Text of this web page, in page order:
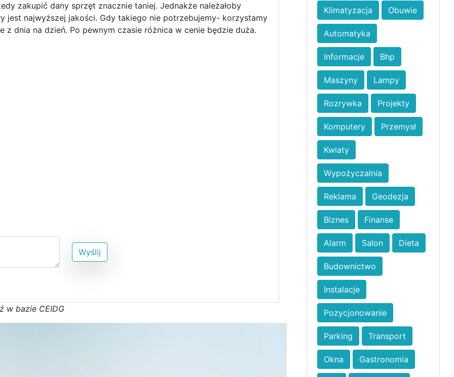
zakupić dany sprzęt znacznie taniej. Jednakże należałoby
jest najwyższej jakości. Gdy takiego nie potrzebujemy- korzystamy
dnia na dzień. Po pewnym czasie różnica w cenie będzie duża.
Wyślij
ź w bazie CEIDG
Klimatyzacja Obuwie
Automatyka
Informacje Bhp
Maszyny Lampy
Rozrywka Projekty
Komputery Przemysł
Kwiaty
Wypożyczalnia
Reklama Geodezja
Biznes Finanse
Alarm Salon Dieta
Budownictwo
Instalacje
Pozycjonowanie
Parking Transport
Okna Gastronomia